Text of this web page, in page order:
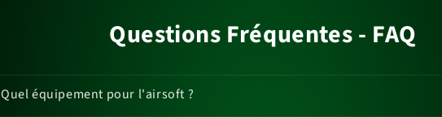
Questions Fréquentes - FAQ
Quel équipement pour l'airsoft ?